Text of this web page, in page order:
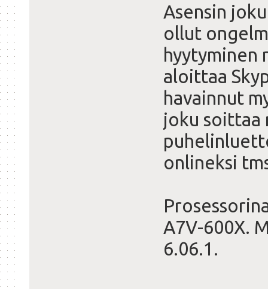
Asensin
ollut
hyytyminen
aloittaa
havainnut
joku soittaa
onlineksi
A7V-600X.
6.06.1.